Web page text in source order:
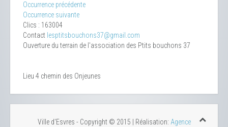
Occurrence précédente
Occurrence suivante
Clics : 163004
Contact lesptitsbouchons37@gmail.com
Ouverture du terrain de l'association des Ptits bouchons 37
Lieu 4 chemin des Onjeunes
Ville d'Esvres - Copyright © 2015 | Réalisation: Agence